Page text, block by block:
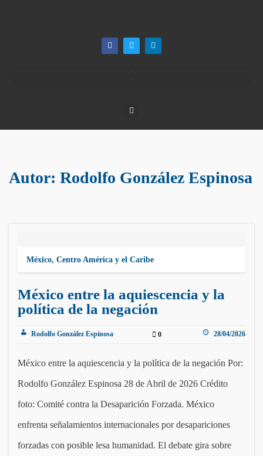
Autor: Rodolfo González Espinosa
México, Centro América y el Caribe
México entre la aquiescencia y la
política de la negación
Rodolfo González Espinosa 0 28/04/2026
México entre la aquiescencia y la política de la negación Por:
Rodolfo González Espinosa 28 de Abril de 2026 Crédito
foto: Comité contra la Desaparición Forzada. México
enfrenta señalamientos internacionales por desapariciones
forzadas con posible lesa humanidad. El debate gira sobre